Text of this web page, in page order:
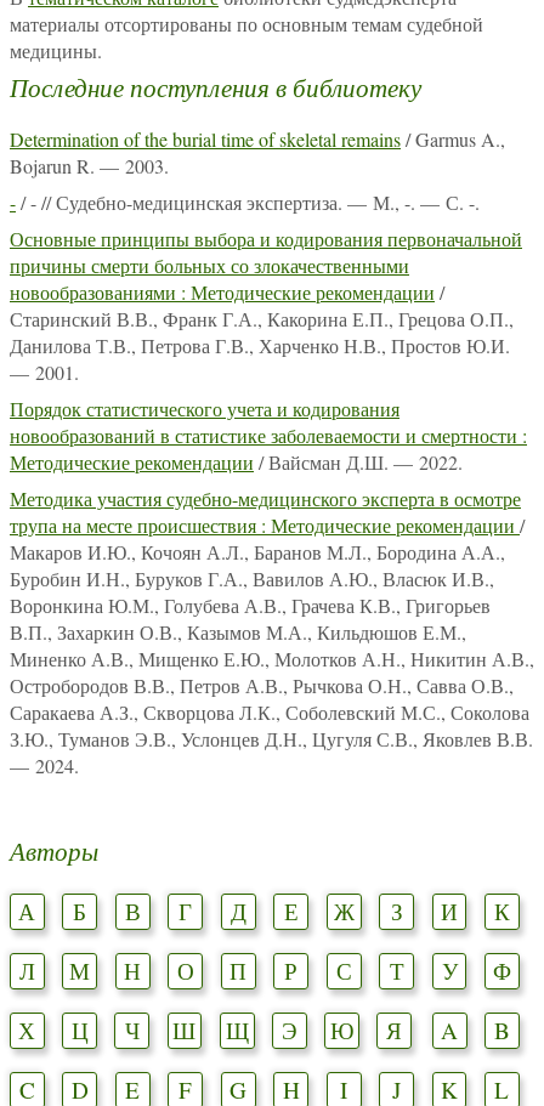
материалы отсортированы по основным темам судебной
медицины.
Последние поступления в библиотеку
Determination of the burial time of skeletal remains/ Garmus A.,
Bojarun R. — 2003.
-/ - // Судебно-медицинская экспертиза. — М., -. — С. -.
Основные принципы выбора и кодирования первоначальной
причины смерти больных со злокачественными
новообразованиями : Методические рекомендации /
Старинский В.В., Франк Г.А., Какорина Е.П., Грецова О.П.,
Данилова Т.В., Петрова Г.В., Харченко Н.В., Простов Ю.И.
— 2001.
Порядок статистического учета и кодирования
новообразований в статистике заболеваемости и смертности :
Методические рекомендации / Вайсман Д.Ш. — 2022.
Методика участия судебно-медицинского эксперта в осмотре
трупа на месте происшествия : Методические рекомендации /
Макаров И.Ю., Кочоян А.Л., Баранов М.Л., Бородина А.А.,
Буробин И.Н., Буруков Г.А., Вавилов А.Ю., Власюк И.В.,
Воронкина Ю.М., Голубева А.В., Грачева К.В., Григорьев
В.П., Захаркин О.В., Казымов М.А., Кильдюшов Е.М.,
Миненко А.В., Мищенко Е.Ю., Молотков А.Н., Никитин А.В.,
Остробородов В.В., Петров А.В., Рычкова О.Н., Савва О.В.,
Саракаева А.З., Скворцова Л.К., Соболевский М.С., Соколова
З.Ю., Туманов Э.В., Услонцев Д.Н., Цугуля С.В., Яковлев В.В.
— 2024.
Авторы
А Б В Г Д Е Ж З И
К
Л
М Н О П Р С Т У
Ф
Х
Ц Ч Ш Щ Э Ю Я A
B
C
D E F G H I J K
L